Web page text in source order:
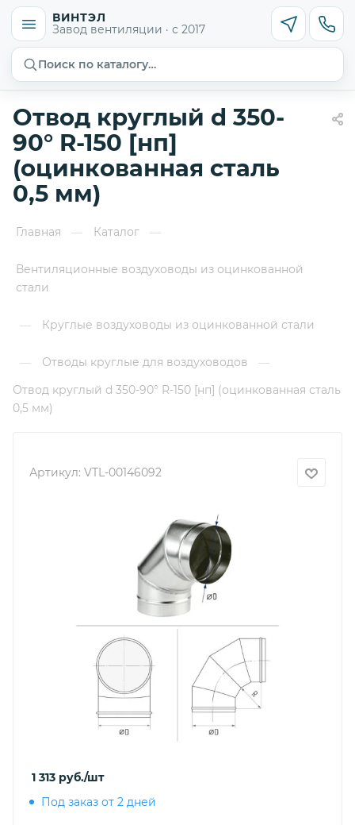
ВИНТЭЛ
Завод вентиляции · с 2017
Поиск по каталогу…
Отвод круглый d 350-
90° R-150 [нп]
(оцинкованная сталь
0,5 мм)
Главная — Каталог —
Вентиляционные воздуховоды из оцинкованной
стали
— Круглые воздуховоды из оцинкованной стали
— Отводы круглые для воздуховодов
—
Отвод круглый d 350-90° R-150 [нп] (оцинкованная сталь
0,5 мм)
Артикул: VTL-00146092
1 313 руб./шт
Под заказ от 2 дней